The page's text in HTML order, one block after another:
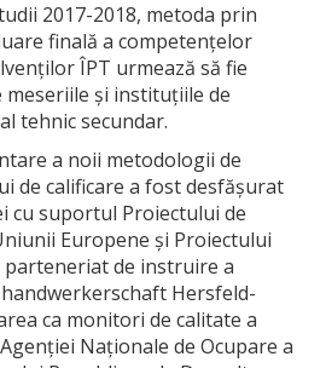
2017-2018, metoda prin
finală a competențelor
ÎPT urmează să fie
și instituțiile de
tehnic secundar.
a noii metodologii de
de calificare a fost desfășurat
cu suportul Proiectului de
Europene și Proiectului
parteneriat de instruire a
Hersfeld-
ca monitori de calitate a
Naționale de Ocupare a